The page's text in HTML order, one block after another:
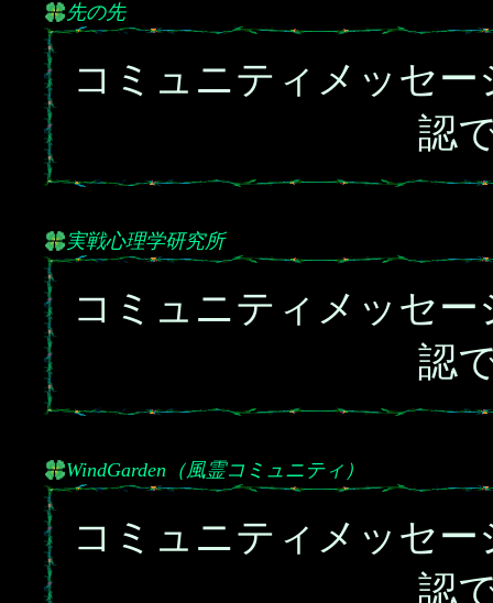
先の先
コミュニティメッセ
認
実戦心理学研究所
コミュニティメッセ
認
WindGarden（風霊コミュニティ）
コミュニティメッセ
認